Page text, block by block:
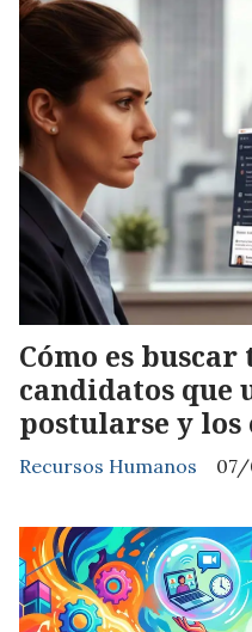
Cómo es
candidatos que
postularse y
Recursos Humanos